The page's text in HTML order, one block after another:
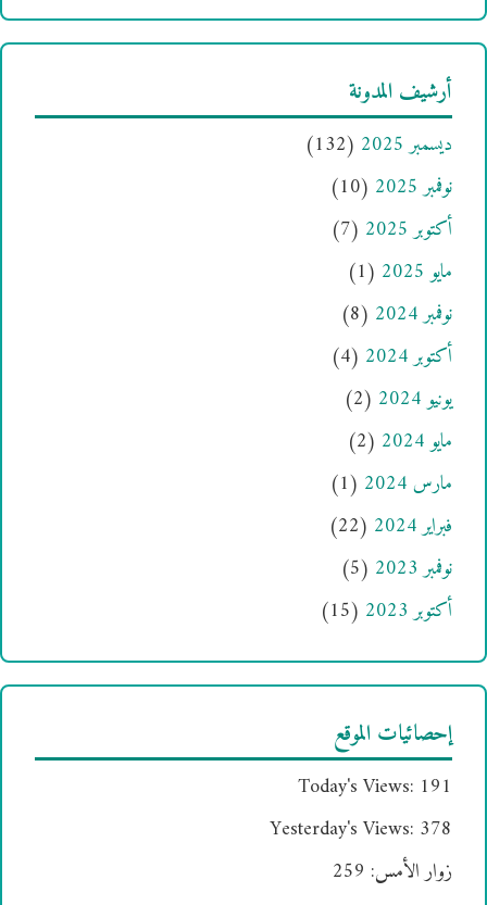
أرشيف المدونة
ديسمبر 2025
(132)
نوفمبر 2025
(10)
أكتوبر 2025
(7)
مايو 2025
(1)
نوفمبر 2024
(8)
أكتوبر 2024
(4)
يونيو 2024
(2)
مايو 2024
(2)
مارس 2024
(1)
فبراير 2024
(22)
نوفمبر 2023
(5)
أكتوبر 2023
(15)
إحصائيات الموقع
Today's Views: 191
Yesterday's Views: 378
زوار الأمس: 259